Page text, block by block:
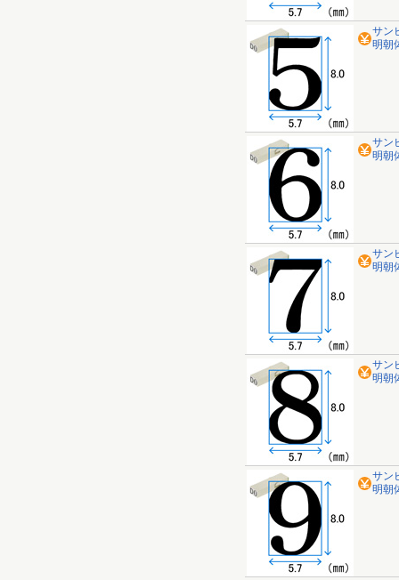
サン
明朝
サン
明朝
サン
明朝
サン
明朝
サン
明朝